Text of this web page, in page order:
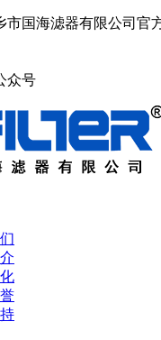
市国海滤器有限公司官